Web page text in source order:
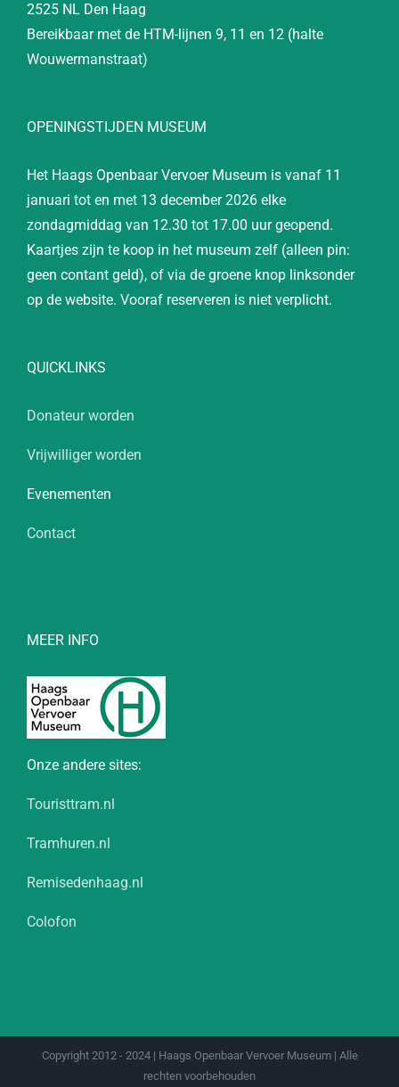
2525 NL Den Haag
Bereikbaar met de HTM-lijnen 9, 11 en 12 (halte
Wouwermanstraat)
OPENINGSTIJDEN MUSEUM
Het Haags Openbaar Vervoer Museum is vanaf 11
januari tot en met 13 december 2026 elke
zondagmiddag van 12.30 tot 17.00 uur geopend.
Kaartjes zijn te koop in het museum zelf (alleen pin:
geen contant geld), of via de groene knop linksonder
op de website. Vooraf reserveren is niet verplicht.
QUICKLINKS
Donateur worden
Vrijwilliger worden
Evenementen
Contact
MEER INFO
Onze andere sites:
Touristtram.nl
Tramhuren.nl
Remisedenhaag.nl
Colofon
Copyright 2012 - 2024 | Haags Openbaar Vervoer Museum | Alle
rechten voorbehouden